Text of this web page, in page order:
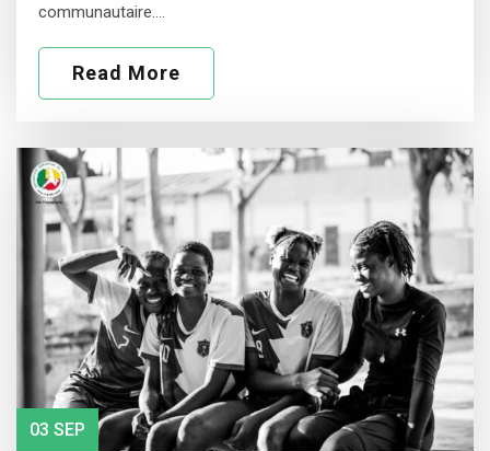
communautaire.…
Read More
03 SEP